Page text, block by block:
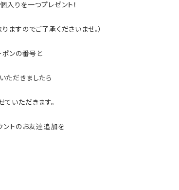
入りを一つプレゼント！
ますのでご了承くださいませ。）
ンの番号と
ただきましたら
いただきます。
トのお友達追加を